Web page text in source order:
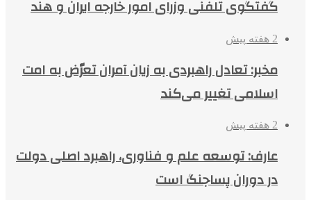
گفتگوی تلفنی وزرای امور خارجه ایران و هند
2 هفته پیش
مخبر: تعادل راهبردی به زیان آمران تعرّض به امت
اسلامی تغییر می‌کند
2 هفته پیش
عارف: توسعه علم و فناوری، راهبرد اصلی دولت
در دوران پساجنگ است